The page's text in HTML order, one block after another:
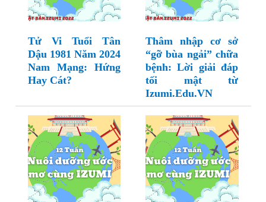
Tử Vi Tuổi Tân
Dậu 1981 Năm 2024
Nam Mạng: Hứng
Hay Cát?
Thâm nhập cơ sở
“gỡ bùa ngải” chữa
bệnh: Lời giải đáp
tối mật từ
Izumi.Edu.VN